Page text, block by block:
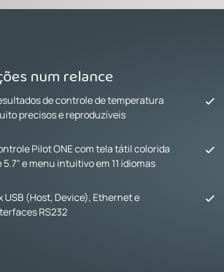
num relance
de controle de temperatura
precisos e reproduzíveis
Pilot ONE com tela tátil colorida
5.7" e menu intuitivo em 11 idiomas
USB (Host, Device), Ethernet e
RS232